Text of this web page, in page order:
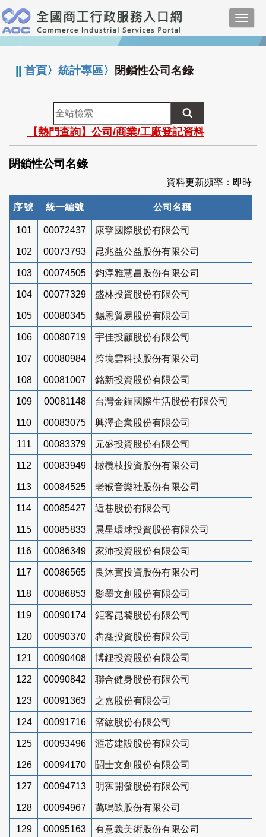
跳
到
主
要
:::
||首頁〉統計專區〉 閉鎖性公司名錄
全
站
檢
索
【熱門查詢】公司/商業/工廠登記資料
閉鎖性公司名錄
資料更新頻率：即時
序號 統一編號 公司名稱
101 00072437 康擎國際股份有限公司
102 00073793 昆兆益公益股份有限公司
103 00074505 鈞淳雅慧昌股份有限公司
104 00077329 盛林投資股份有限公司
105 00080345 錫恩貿易股份有限公司
106 00080719 宇佳投顧股份有限公司
107 00080984 跨境雲科技股份有限公司
108 00081007 銘新投資股份有限公司
109 00081148 台灣金錨國際生活股份有限公司
110 00083075 興澤企業股份有限公司
111 00083379 元盛投資股份有限公司
112 00083949 橄欖枝投資股份有限公司
113 00084525 老猴音樂社股份有限公司
114 00085427 逅巷股份有限公司
115 00085833 晨星環球投資股份有限公司
116 00086349 家沛投資股份有限公司
117 00086565 良沐實投資股份有限公司
118 00086853 影墨文創股份有限公司
119 00090174 鉅客昆饕股份有限公司
120 00090370 犇鑫投資股份有限公司
121 00090408 博鋰投資股份有限公司
122 00090842 聯合健身股份有限公司
123 00091363 之嘉股份有限公司
124 00091716 帟紘股份有限公司
125 00093496 滙芯建設股份有限公司
126 00094170 鬪士文創股份有限公司
127 00094713 明寯開發股份有限公司
128 00094967 萬鳴畝股份有限公司
129 00095163 有意義美術股份有限公司